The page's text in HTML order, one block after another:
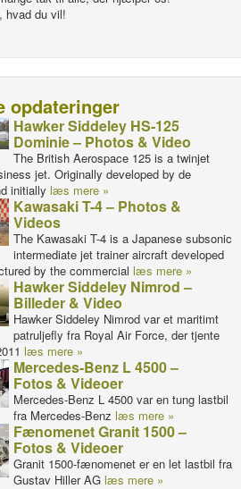
hvad du vil!
opdateringer
Hawker Siddeley HS-125
Dominie – Photos & Video
The British Aerospace 125 is a twinjet
jet. Originally developed by de
initially læs mere »
Kawasaki T-4 – Photos &
Videos
The Kawasaki T-4 is a Japanese subsonic
intermediate jet trainer aircraft developed
by the commercial læs mere »
Hawker Siddeley Nimrod –
Billeder & Video
Hawker Siddeley Nimrod var et maritimt
patruljefly fra Royal Air Force, der tjente
læs mere »
Mercedes-Benz L 4500 –
Fotos & Videoer
Mercedes-Benz L 4500 var en tung lastbil
fra Mercedes-Benz læs mere »
Fænomenet Granit 1500 –
Fotos & Videoer
Granit 1500-fænomenet er en let lastbil fra
Gustav Hiller AG læs mere »